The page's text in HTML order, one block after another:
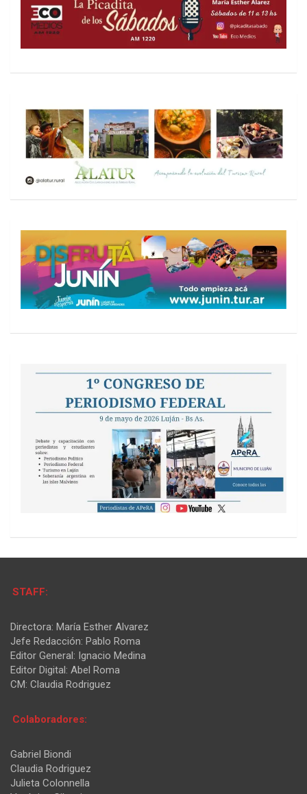
STAFF:
Directora: María Esther Alvarez
Jefe Redacción: Pablo Roma
Editor General: Ignacio Medina
Editor Digital: Abel Roma
CM: Claudia Rodriguez
Colaboradores:
Gabriel Biondi
Claudia Rodriguez
Julieta Colonnella